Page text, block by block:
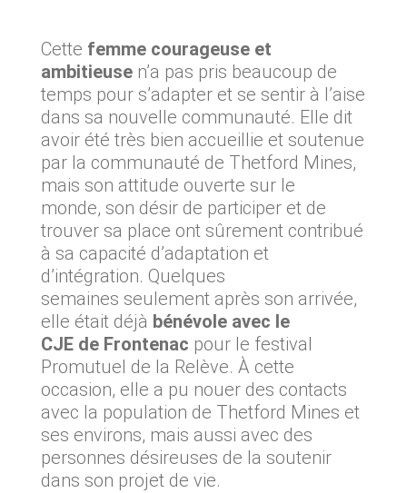
Cette femme courageuse et
ambitieusen’a pas pris beaucoup de
temps pour s’adapter et se sentir à l’aise
dans sa nouvelle communauté. Elle dit
avoir été très bien accueillie et soutenue
par la communauté de Thetford Mines,
mais son attitude ouverte sur le
monde, son désir de participer et de
trouver sa place ont sûrement contribué
à sa capacité d’adaptation et
d’intégration. Quelques
semaines seulement après son arrivée,
elle était déjà bénévole avec le
CJE de Frontenac pour le festival
Promutuel de la Relève. À cette
occasion, elle a pu nouer des contacts
avec la population de Thetford Mines et
ses environs, mais aussi avec des
personnes désireuses de la soutenir
dans son projet de vie.